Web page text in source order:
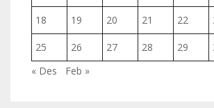
18 19 20 21 22
25 26 27 28 29
« Des
Feb »